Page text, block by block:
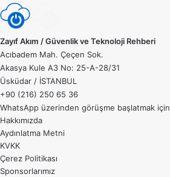
Zayıf Akım / Güvenlik ve Teknoloji Rehberi
Acıbadem Mah. Çeçen Sok.
Akasya Kule A3 No: 25-A-28/31
Üsküdar / İSTANBUL
+90 (216) 250 65 36
WhatsApp üzerinden görüşme başlatmak için
Hakkımızda
Aydınlatma Metni
KVKK
Çerez Politikası
Sponsorlarımız